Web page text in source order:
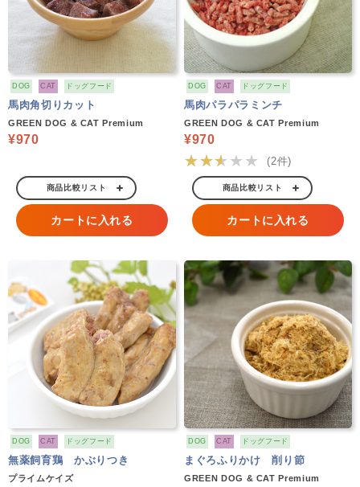
DOG CAT ドッグフード
馬肉角切りカット
GREEN DOG & CAT Premium
¥970
商品比較リスト
カートに入れる
DOG CAT ドッグフード
馬肉パラパラミンチ
GREEN DOG & CAT Premium
¥970
★★★★★ (2件)
商品比較リスト
カートに入れる
DOG CAT ドッグフード
無薬飼育鶏 かぶりつき
プライムケイズ
DOG CAT ドッグフード
まぐろふりかけ 削り節
GREEN DOG & CAT Premium